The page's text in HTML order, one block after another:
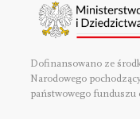
Dofinansowano ze
Narodowego
państwowego funduszu